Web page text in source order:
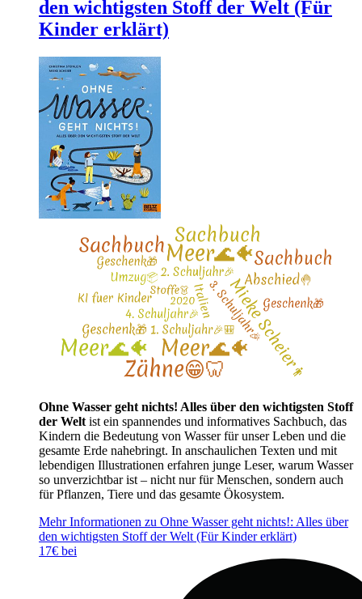
den wichtigsten Stoff der Welt (Für
Kinder erklärt)
Ohne Wasser geht nichts! Alles über den wichtigsten Stoff
der Welt ist ein spannendes und informatives Sachbuch, das
Kindern die Bedeutung von Wasser für unser Leben und die
gesamte Erde nahebringt. In anschaulichen Texten und mit
lebendigen Illustrationen erfahren junge Leser, warum Wasser
so unverzichtbar ist – nicht nur für Menschen, sondern auch
für Pflanzen, Tiere und das gesamte Ökosystem.
Mehr Informationen zu Ohne Wasser geht nichts!: Alles über
den wichtigsten Stoff der Welt (Für Kinder erklärt)
17€ bei